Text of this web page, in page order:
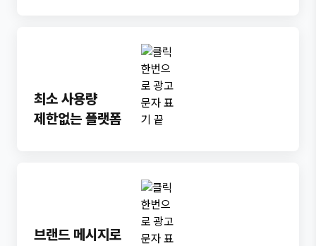
최소 사용량
제한없는 플랫폼
브랜드 메시지로